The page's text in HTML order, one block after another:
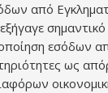
από
εσόδων
ως